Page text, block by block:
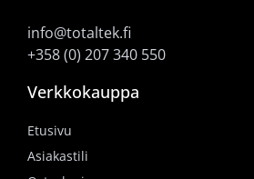
info@totaltek.fi
+358 (0) 207 340 550
Verkkokauppa
Etusivu
Asiakastili